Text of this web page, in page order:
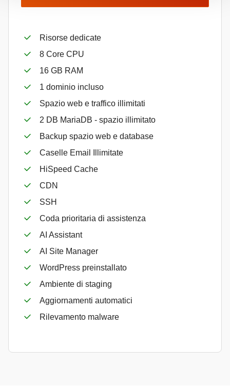
Risorse dedicate
8 Core CPU
16 GB RAM
1 dominio incluso
Spazio web e traffico illimitati
2 DB MariaDB - spazio illimitato
Backup spazio web e database
Caselle Email Illimitate
HiSpeed Cache
CDN
SSH
Coda prioritaria di assistenza
AI Assistant
AI Site Manager
WordPress preinstallato
Ambiente di staging
Aggiornamenti automatici
Rilevamento malware